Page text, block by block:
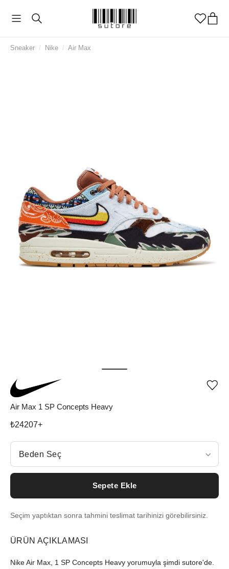
Sneaker / Nike / Air Max
Air Max 1 SP Concepts Heavy
₺24207+
Beden Seç
Beden Seç
Sepete Ekle
Seçim yaptıktan sonra tahmini teslimat tarihinizi görebilirsiniz.
ÜRÜN AÇIKLAMASI
Nike Air Max, 1 SP Concepts Heavy yorumuyla şimdi sutore'de.